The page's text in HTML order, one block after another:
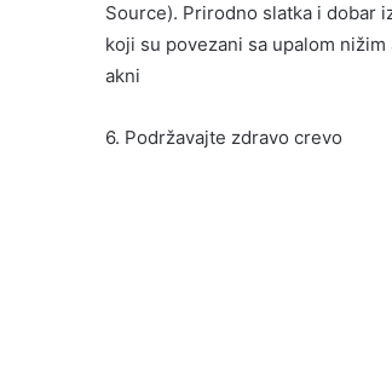
Source). Prirodno slatka i dobar
koji su povezani sa upalom
akni
6. Podržavajte zdravo crevo